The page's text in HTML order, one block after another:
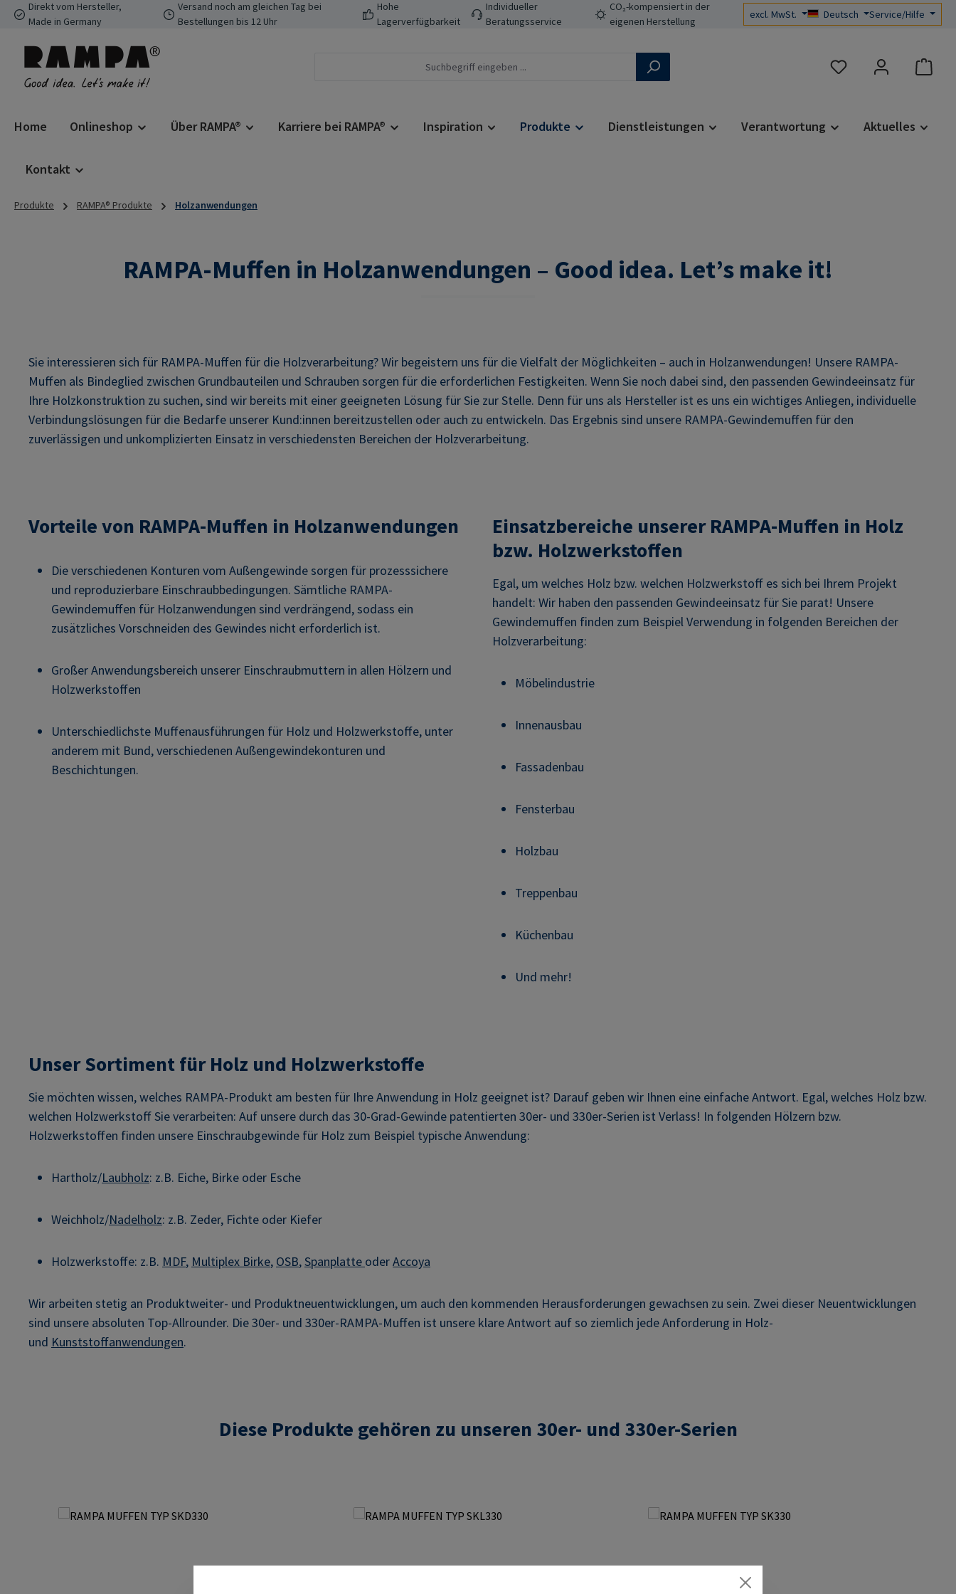
Hauptinhalt springen
Zur Suche springen
Zur Hauptnavigation springen
Direkt vom Hersteller,
Made in Germany
Versand noch am gleichen Tag bei
Bestellungen bis 12 Uhr
Hohe
Lagerverfügbarkeit
Individueller
Beratungsservice
CO₂-kompensiert in der
eigenen Herstellung
excl. MwSt. Deutsch Service/Hilfe
Du hast 0 Produkte auf
Home Onlineshop Über RAMPA® Karriere bei RAMPA® Inspiration Produkte Dienstleistungen Verantwortung Aktuelles
Kontakt
Produkte RAMPA® Produkte Holzanwendungen
RAMPA-Muffen in Holzanwendungen – Good idea. Let’s make it!
Sie interessieren sich für RAMPA-Muffen für die Holzverarbeitung? Wir begeistern uns für die Vielfalt der Möglichkeiten – auch in Holzanwendungen! Unsere RAMPA-
Muffen als Bindeglied zwischen Grundbauteilen und Schrauben sorgen für die erforderlichen Festigkeiten. Wenn Sie noch dabei sind, den passenden Gewindeeinsatz für
Ihre Holzkonstruktion zu suchen, sind wir bereits mit einer geeigneten Lösung für Sie zur Stelle. Denn für uns als Hersteller ist es uns ein wichtiges Anliegen, individuelle
Verbindungslösungen für die Bedarfe unserer Kund:innen bereitzustellen oder auch zu entwickeln. Das Ergebnis sind unsere RAMPA-Gewindemuffen für den
zuverlässigen und unkomplizierten Einsatz in verschiedensten Bereichen der Holzverarbeitung.
Vorteile von RAMPA-Muffen in Holzanwendungen
Die verschiedenen Konturen vom Außengewinde sorgen für prozesssichere
und reproduzierbare Einschraubbedingungen. Sämtliche RAMPA-
Gewindemuffen für Holzanwendungen sind verdrängend, sodass ein
zusätzliches Vorschneiden des Gewindes nicht erforderlich ist.
Großer Anwendungsbereich unserer Einschraubmuttern in allen Hölzern und
Holzwerkstoffen
Unterschiedlichste Muffenausführungen für Holz und Holzwerkstoffe, unter
anderem mit Bund, verschiedenen Außengewindekonturen und
Beschichtungen.
Einsatzbereiche unserer RAMPA-Muffen in Holz
bzw. Holzwerkstoffen
Egal, um welches Holz bzw. welchen Holzwerkstoff es sich bei Ihrem Projekt
handelt: Wir haben den passenden Gewindeeinsatz für Sie parat! Unsere
Gewindemuffen finden zum Beispiel Verwendung in folgenden Bereichen der
Holzverarbeitung:
Möbelindustrie
Innenausbau
Fassadenbau
Fensterbau
Holzbau
Treppenbau
Küchenbau
Und mehr!
Unser Sortiment für Holz und Holzwerkstoffe
Sie möchten wissen, welches RAMPA-Produkt am besten für Ihre Anwendung in Holz geeignet ist? Darauf geben wir Ihnen eine einfache Antwort. Egal, welches Holz bzw.
welchen Holzwerkstoff Sie verarbeiten: Auf unsere durch das 30-Grad-Gewinde patentierten 30er- und 330er-Serien ist Verlass! In folgenden Hölzern bzw.
Holzwerkstoffen finden unsere Einschraubgewinde für Holz zum Beispiel typische Anwendung:
Hartholz/Laubholz: z.B. Eiche, Birke oder Esche
Weichholz/Nadelholz: z.B. Zeder, Fichte oder Kiefer
Holzwerkstoffe: z.B. MDF, Multiplex Birke, OSB,Spanplatte oderAccoya
Wir arbeiten stetig an Produktweiter- und Produktneuentwicklungen, um auch den kommenden Herausforderungen gewachsen zu sein. Zwei dieser Neuentwicklungen
sind unsere absoluten Top-Allrounder. Die 30er- und 330er-RAMPA-Muffen ist unsere klare Antwort auf so ziemlich jede Anforderung in Holz-
und Kunststoffanwendungen.
Diese Produkte gehören zu unseren 30er- und 330er-Serien